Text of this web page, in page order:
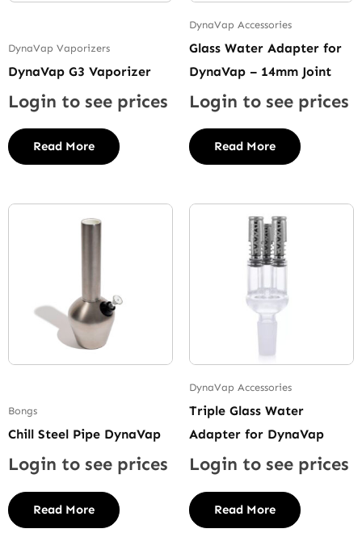
DynaVap Vaporizers
DynaVap G3 Vaporizer
Login to see prices
Read More
DynaVap Accessories
Glass Water Adapter for
DynaVap – 14mm Joint
Login to see prices
Read More
Bongs
Chill Steel Pipe DynaVap
Login to see prices
Read More
DynaVap Accessories
Triple Glass Water
Adapter for DynaVap
Login to see prices
Read More